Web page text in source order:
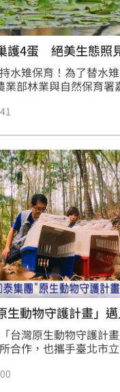
護4蛋 絕美生態照
水雉保育！為了替水
業部林業與自然保育署
葉植物。短短兩個月的
4顆蛋。對此嘉義分署
，明年會繼續把棲地
角，就是支持水雉保
生動物守護計畫」
台灣原生動物守護計
合作，也攜手臺北市